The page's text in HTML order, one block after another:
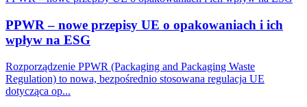
PPWR – nowe przepisy UE o opakowaniach i ich
wpływ na ESG
Rozporządzenie PPWR (Packaging and Packaging Waste
Regulation) to nowa, bezpośrednio stosowana regulacja UE
dotycząca op...